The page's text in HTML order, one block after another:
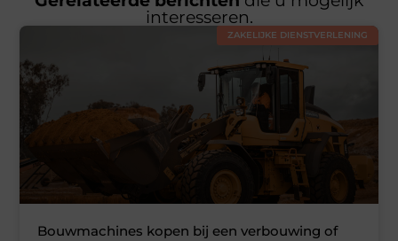
interesseren.
ZAKELIJKE DIENSTVERLENING
Bouwmachines kopen bij een verbouwing of